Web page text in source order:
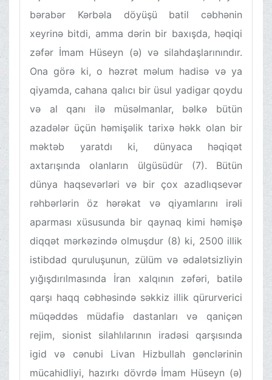
bərabər Kərbəla döyüşü batil cəbhənin
xeyrinə bitdi, amma dərin bir baxışda, həqiqi
zəfər İmam Hüseyn (ə) və silahdaşlarınındır.
Ona görə ki, o həzrət məlum hadisə və ya
qiyamda, cahana qalıcı bir üsul yadigar qoydu
və al qanı ilə müsəlmanlar, bəlkə bütün
azadələr üçün həmişəlik tarixə həkk olan bir
məktəb yaratdı ki, dünyaca həqiqət
axtarışında olanların ülgüsüdür (7). Bütün
dünya haqsevərləri və bir çox azadlıqsevər
rəhbərlərin öz hərəkat və qiyamlarını irəli
aparması xüsusunda bir qaynaq kimi həmişə
diqqət mərkəzində olmuşdur (8) ki, 2500 illik
istibdad quruluşunun, zülüm və ədalətsizliyin
yığışdırılmasında İran xalqının zəfəri, batilə
qarşı haqq cəbhəsində səkkiz illik qürurverici
müqəddəs müdafiə dastanları və qaniçən
rejim, sionist silahlılarının iradəsi qarşısında
igid və cənubi Livan Hizbullah gənclərinin
mücahidliyi, hazırkı dövrdə İmam Hüseyn (ə)